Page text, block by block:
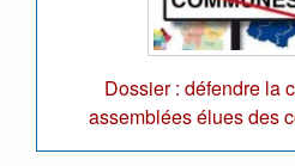
Dossier : défendre la
assemblées élues des